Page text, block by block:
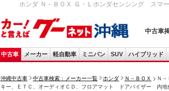
ホンダ Ｎ－ＢＯＸ Ｇ・Ｌホンダセンシング ス
中古車
中古車 メーカー 軽自動車 ミニバン SUV ハイブリッド
沖縄中古車 中古車検索：メーカー一覧 ホンダ Ｎ－ＢＯＸ
Ｎ
キー、ＥＴＣ、オーディオＣＤ、フロアマット ドアバイザー